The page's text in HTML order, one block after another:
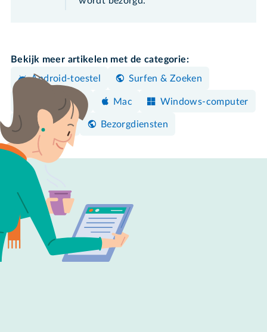
Bekijk meer artikelen met de categorie:
Android-toestel
Surfen & Zoeken
iPhone/iPad Mac Windows-computer
Winkelen Bezorgdiensten